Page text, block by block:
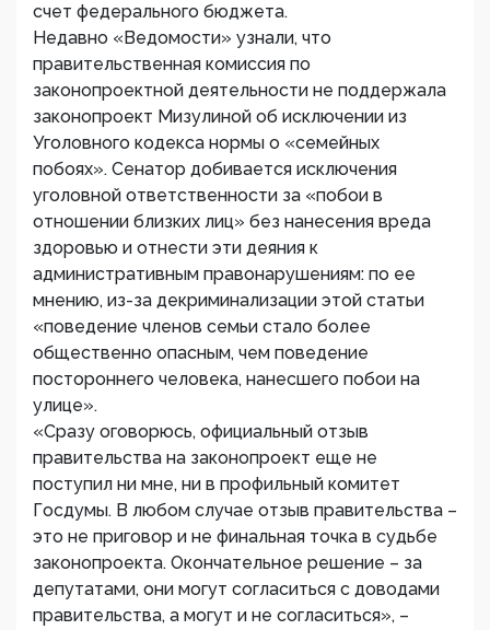
счет федерального бюджета.
Недавно «Ведомости» узнали, что
правительственная комиссия по
законопроектной деятельности не поддержала
законопроект Мизулиной об исключении из
Уголовного кодекса нормы о «семейных
побоях». Сенатор добивается исключения
уголовной ответственности за «побои в
отношении близких лиц» без нанесения вреда
здоровью и отнести эти деяния к
административным правонарушениям: по ее
мнению, из-за декриминализации этой статьи
«поведение членов семьи стало более
общественно опасным, чем поведение
постороннего человека, нанесшего побои на
улице».
«Сразу оговорюсь, официальный отзыв
правительства на законопроект еще не
поступил ни мне, ни в профильный комитет
Госдумы. В любом случае отзыв правительства –
это не приговор и не финальная точка в судьбе
законопроекта. Окончательное решение – за
депутатами, они могут согласиться с доводами
правительства, а могут и не согласиться», –